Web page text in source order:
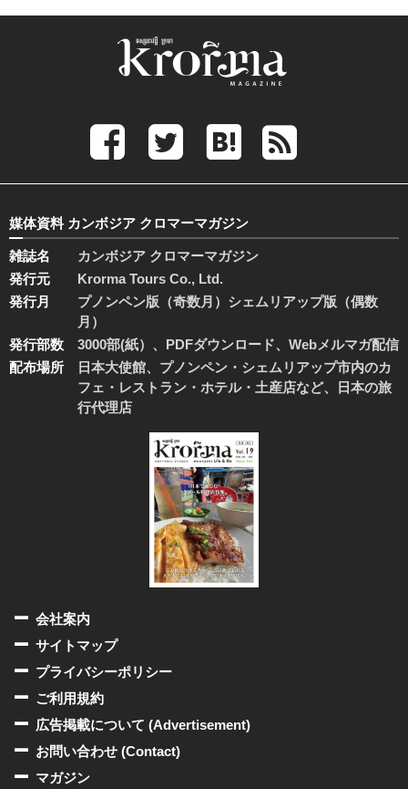
媒体資料 カンボジア クロマーマガジン
雑誌名
カンボジア クロマーマガジン
発行元
Krorma Tours Co., Ltd.
発行月
プノンペン版（奇数月）シェムリアップ版（偶数
月）
発行部数
3000部(紙）、PDFダウンロード、Webメルマガ配信
配布場所
日本大使館、プノンペン・シェムリアップ市内のカ
フェ・レストラン・ホテル・土産店など、日本の旅
行代理店
会社案内
サイトマップ
プライバシーポリシー
ご利用規約
広告掲載について (Advertisement)
お問い合わせ (Contact)
マガジン